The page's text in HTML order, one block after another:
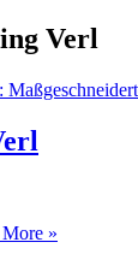
Verl
»